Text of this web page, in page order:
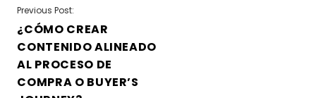
NAVEGACIÓN
DE
ENTRADAS
Previous Post:
¿CÓMO CREAR
CONTENIDO ALINEADO
AL PROCESO DE
COMPRA O BUYER’S